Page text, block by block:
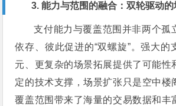
3. 能力与范围的融合：双轮驱动
支付能力与覆盖范围并非两个孤
依存、彼此促进的“双螺旋”。强大的
元、更复杂的场景拓展提供了可能性
定的技术支撑，场景扩张只是空中楼
覆盖范围带来了海量的交易数据和丰